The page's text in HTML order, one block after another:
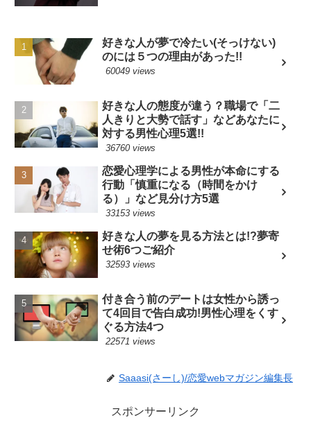
好きな人が夢で冷たい(そっけない)
のには５つの理由があった!!
60049 views
好きな人の態度が違う？職場で「二
人きりと大勢で話す」などあなたに
対する男性心理5選!!
36760 views
恋愛心理学による男性が本命にする
行動「慎重になる（時間をかけ
る）」など見分け方5選
33153 views
好きな人の夢を見る方法とは!?夢寄
せ術6つご紹介
32593 views
付き合う前のデートは女性から誘っ
て4回目で告白成功!男性心理をくす
ぐる方法4つ
22571 views
Saaasi(さーし)/恋愛webマガジン編集長
スポンサーリンク